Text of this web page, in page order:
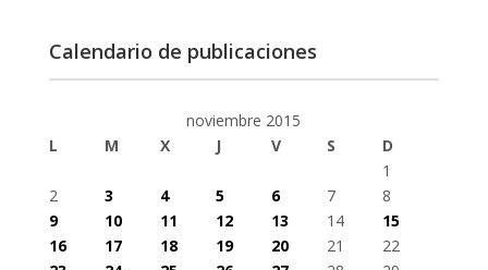
Calendario de publicaciones
noviembre 2015
L
M X J V S
D
1
2
3 4 5 6 7
8
9
10 11 12 13 14
15
16
17 18 19 20 21
22